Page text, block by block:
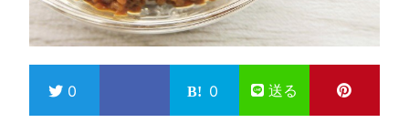
0 0 送る